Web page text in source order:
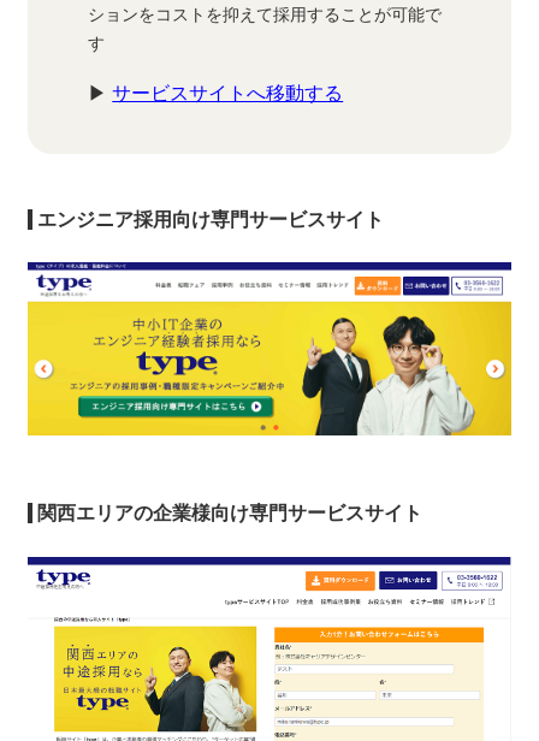
ションをコストを抑えて採用することが可能で
す
▶サービスサイトへ移動する
エンジニア採用向け専門サービスサイト
関西エリアの企業様向け専門サービスサイト